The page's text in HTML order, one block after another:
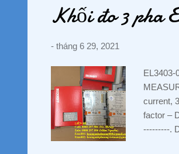
Khối đo 3 pha
- tháng 6 29, 2021
EL3403-
current,
factor –
---------.